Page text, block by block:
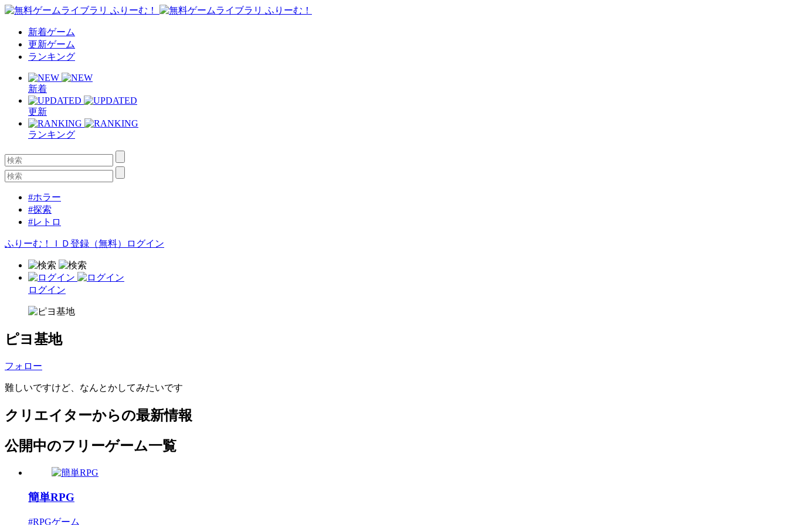
新着ゲーム
更新ゲーム
ランキング
新着
更新
ランキング
#ホラー
#探索
#レトロ
ふりーむ！ＩＤ登録（無料） ログイン
ログイン
ピヨ基地
フォロー
難しいですけど、なんとかしてみたいです
クリエイターからの最新情報
公開中のフリーゲーム一覧
簡単RPG
#RPGゲーム